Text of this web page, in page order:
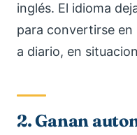
inglés. El idioma
para convertirse en
a diario, en
2. Ganan